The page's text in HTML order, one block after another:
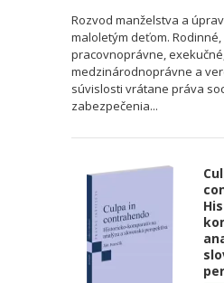
Rozvod manželstva a
maloletým deťom.
pracovnoprávne,
medzinárodnoprávne a
súvislosti vrátane práva
zabezpečenia...